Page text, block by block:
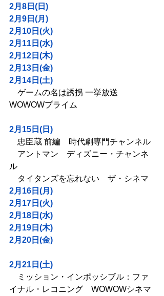
2月8日(日)
2月9日(月)
2月10日(火)
2月11日(水)
2月12日(木)
2月13日(金)
2月14日(土)
ゲームの名は誘拐 一挙放送
WOWOWプライム
2月15日(日)
忠臣蔵 前編　時代劇専門チャンネル
アントマン　ディズニー・チャンネ
ル
タイタンズを忘れない　ザ・シネマ
2月16日(月)
2月17日(火)
2月18日(水)
2月19日(木)
2月20日(金)
2月21日(土)
ミッション・インポッシブル：ファ
イナル・レコニング　WOWOWシネマ